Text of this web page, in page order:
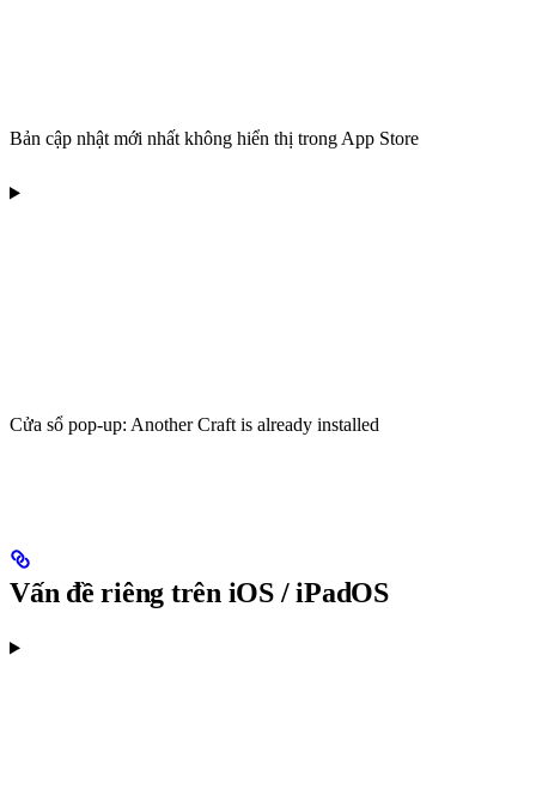
Bản cập nhật mới nhất không hiển thị trong App Store
Cửa sổ pop-up: Another Craft is already installed
Vấn đề riêng trên iOS / iPadOS